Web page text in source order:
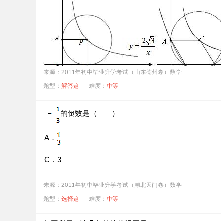
来源：2011年初中毕业升学考试（山东德州卷）数学
题型： 解答题 难度： 中等
的倒数是（ ）
A．
C．3
来源：2011年初中毕业升学考试（湖北天门卷）数学
题型： 选择题 难度： 中等